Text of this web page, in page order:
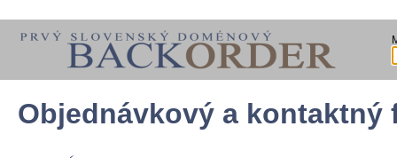
Objednávkový a kontaktný